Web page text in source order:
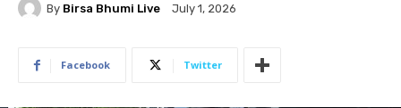
By Birsa Bhumi Live July 1, 2026
Facebook Twitter